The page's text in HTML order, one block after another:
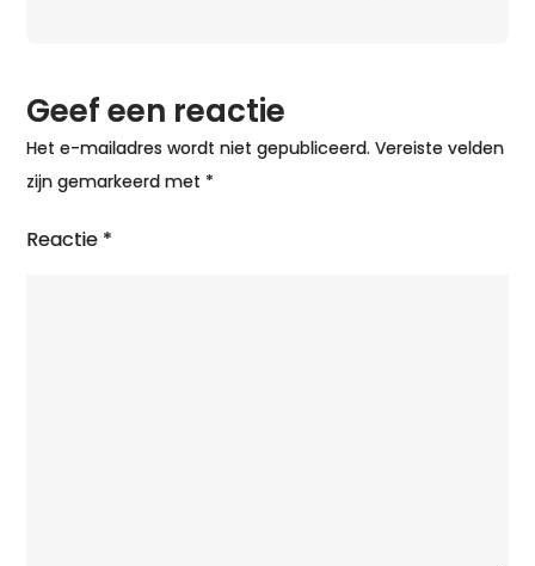
Geef een reactie
Het e-mailadres wordt niet gepubliceerd. Vereiste velden
zijn gemarkeerd met *
Reactie *